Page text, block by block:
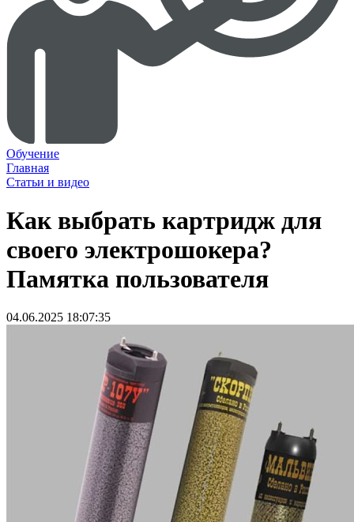
Обучение
Главная
Статьи и видео
Как выбрать картридж для
своего электрошокера?
Памятка пользователя
04.06.2025 18:07:35